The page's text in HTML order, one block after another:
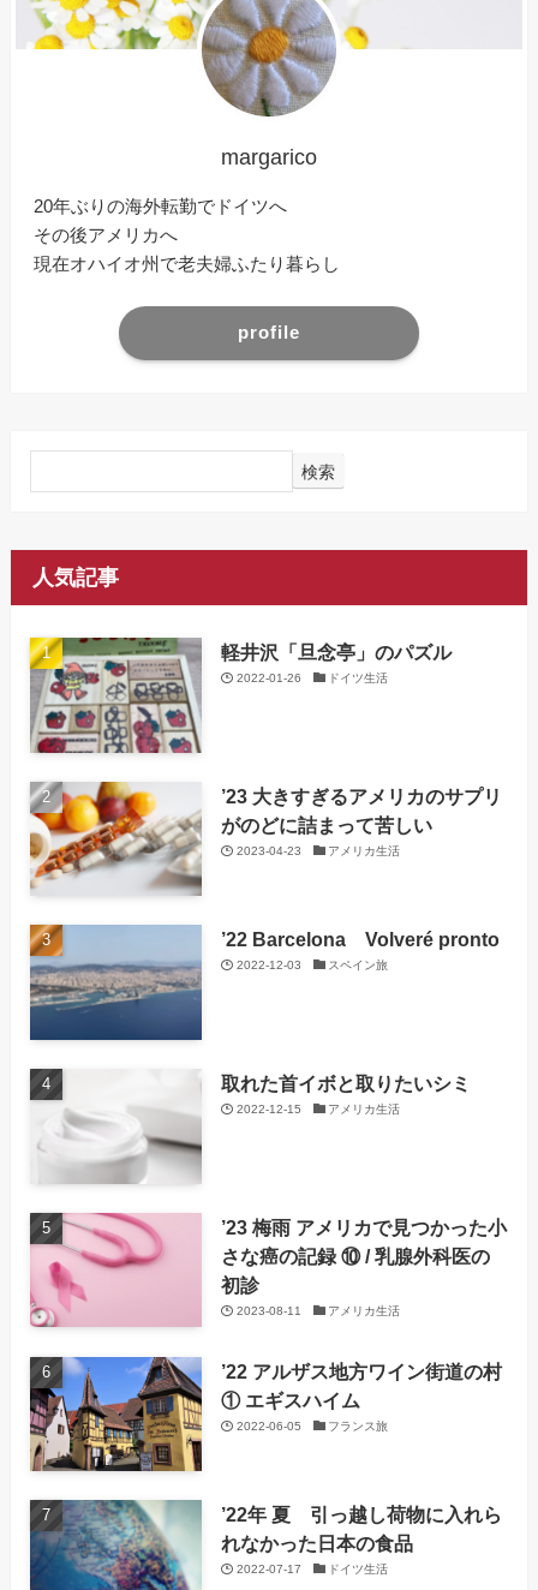
margarico
20年ぶりの海外転勤でドイツへ
その後アメリカへ
現在オハイオ州で老夫婦ふたり暮らし
profile
検索
人気記事
軽井沢「旦念亭」のパズル
2022-01-26 ドイツ生活
’23 大きすぎるアメリカのサプリ
がのどに詰まって苦しい
2023-04-23 アメリカ生活
’22 Barcelona Volveré pronto
2022-12-03 スペイン旅
取れた首イボと取りたいシミ
2022-12-15 アメリカ生活
’23 梅雨 アメリカで見つかった小
さな癌の記録 ⑩ / 乳腺外科医の
初診
2023-08-11 アメリカ生活
’22 アルザス地方ワイン街道の村
① エギスハイム
2022-06-05 フランス旅
’22年 夏 引っ越し荷物に入れら
れなかった日本の食品
2022-07-17 ドイツ生活